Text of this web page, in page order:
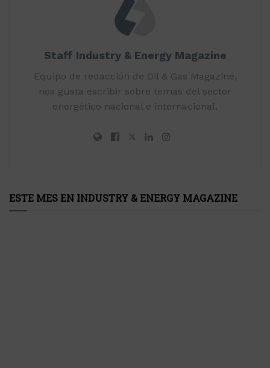
Staff Industry & Energy Magazine
Equipo de redacción de Oil & Gas Magazine,
nos gusta escribir sobre temas del sector
energético nacional e internacional.
ESTE MES EN INDUSTRY & ENERGY MAGAZINE